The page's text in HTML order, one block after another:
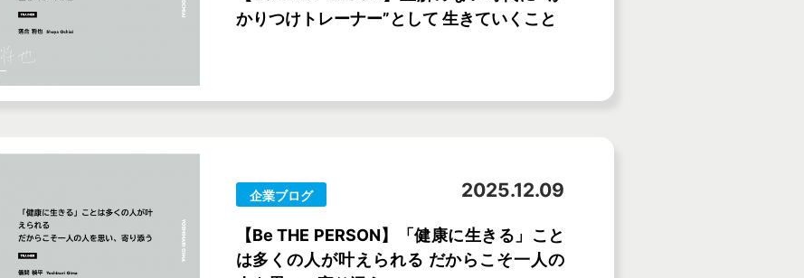
かりつけトレーナー”として 生きていくこと
企業ブログ 2025.12.09
【Be THE PERSON】「健康に生きる」こと
は多くの人が叶えられる だからこそ一人の